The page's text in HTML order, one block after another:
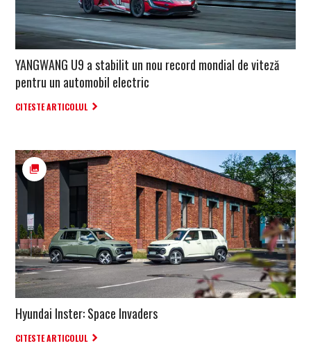
YANGWANG U9 a stabilit un nou record mondial de viteză
pentru un automobil electric
CITESTE ARTICOLUL
Hyundai Inster: Space Invaders
CITESTE ARTICOLUL